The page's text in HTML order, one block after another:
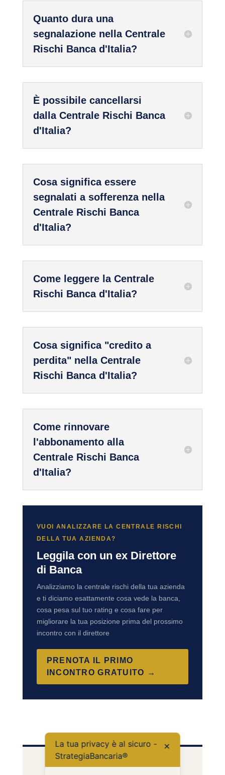
Quanto dura una
segnalazione nella Centrale
Rischi Banca d'Italia?
È possibile cancellarsi
dalla Centrale Rischi Banca
d'Italia?
Cosa significa essere
segnalati a sofferenza nella
Centrale Rischi Banca
d'Italia?
Come leggere la Centrale
Rischi Banca d'Italia?
Cosa significa "credito a
perdita" nella Centrale
Rischi Banca d'Italia?
Come rinnovare
l'abbonamento alla
Centrale Rischi Banca
d'Italia?
VUOI ANALIZZARE LA CENTRALE RISCHI
DELLA TUA AZIENDA?
Leggila con un ex Direttore
di Banca
Analizziamo la centrale rischi della tua azienda
e ti diciamo esattamente cosa vede la banca,
cosa pesa sul tuo rating e cosa fare per
migliorare la tua posizione prima del prossimo
incontro con il direttore
PRENOTA IL PRIMO
INCONTRO GRATUITO →
La tua privacy è al sicuro -
StrategiaBancaria®
✕